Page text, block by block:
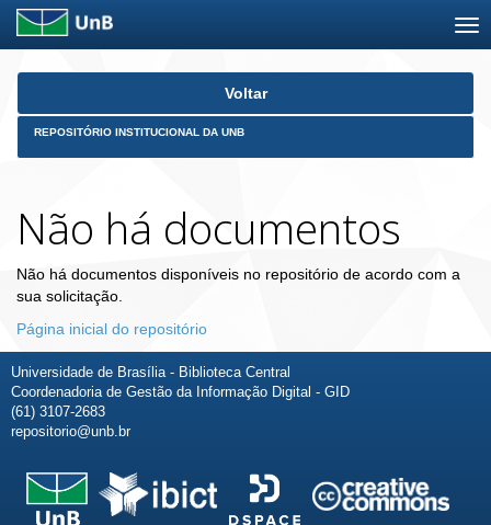
Skip
Voltar
REPOSITÓRIO INSTITUCIONAL DA UNB
Não há documentos
Não há documentos disponíveis no repositório de acordo com a
sua solicitação.
Página inicial do repositório
Universidade de Brasília - Biblioteca Central
Coordenadoria de Gestão da Informação Digital - GID
(61) 3107-2683
repositorio@unb.br